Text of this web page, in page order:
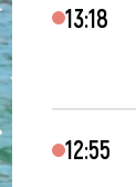
13:18
12:55